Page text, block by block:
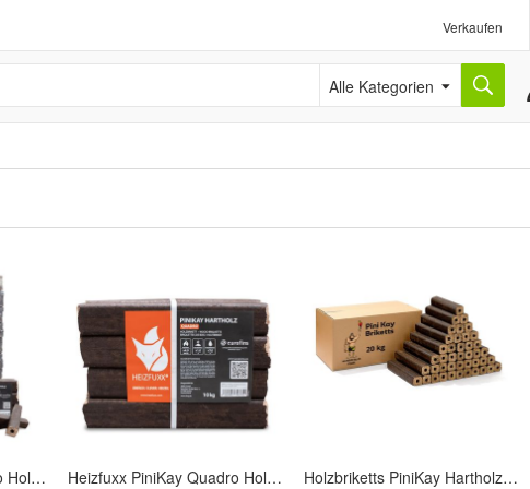
Verkaufen
Alle Kategorien
Heizfuxx PiniKay Quadro Holzbriketts Hartholz 10kg x 96 Gebinde 960kg Palette Heizfuxx PiniKay Quadro Holzbriketts Hartholz 10kg x 2 Gebinde 20kg Holzbriketts PiniKay Hartholzbriketts - Kaminbriketts Briketts Kamin Ofen Grill